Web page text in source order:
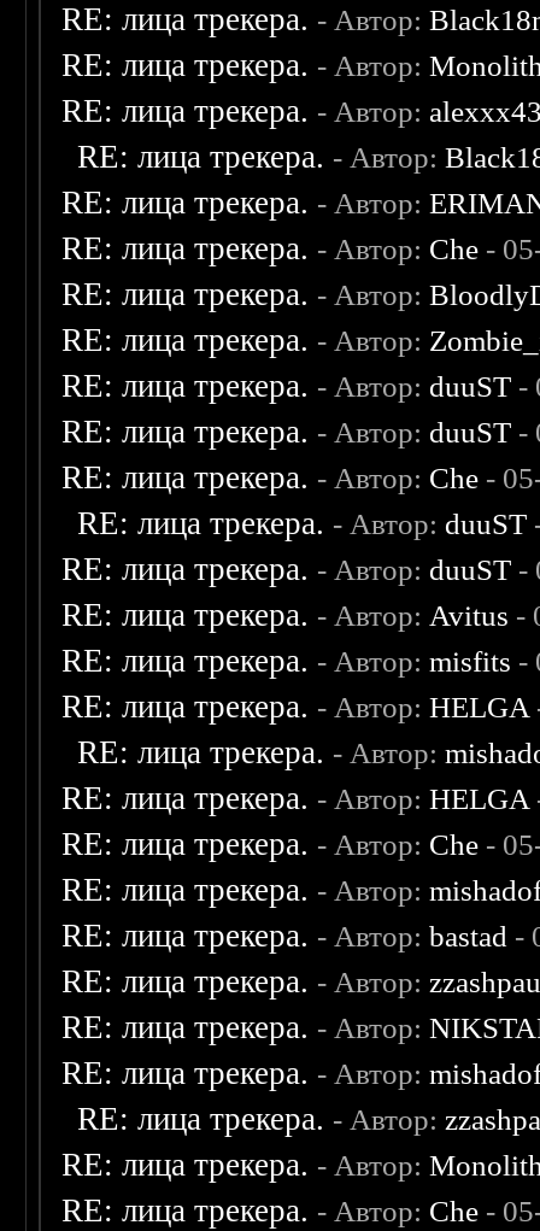
RE: лица трекера. - Автор:
RE: лица трекера. - Автор:
RE: лица трекера. - Автор:
RE: лица трекера. - Автор:
RE: лица трекера. - Автор:
RE: лица трекера. - Автор: Che -
RE: лица трекера. - Автор:
RE: лица трекера. - Автор:
RE: лица трекера. - Автор: duuST -
RE: лица трекера. - Автор: duuST -
RE: лица трекера. - Автор: Che -
RE: лица трекера. - Автор: duuST
RE: лица трекера. - Автор: duuST -
RE: лица трекера. - Автор: Avitus -
RE: лица трекера. - Автор:misfits -
RE: лица трекера. - Автор:HELGA
RE: лица трекера. - Автор:
RE: лица трекера. - Автор:HELGA
RE: лица трекера. - Автор: Che -
RE: лица трекера. - Автор:
RE: лица трекера. - Автор:bastad -
RE: лица трекера. - Автор:
RE: лица трекера. - Автор:
RE: лица трекера. - Автор:
RE: лица трекера. - Автор:
RE: лица трекера. - Автор:
RE: лица трекера. - Автор: Che -